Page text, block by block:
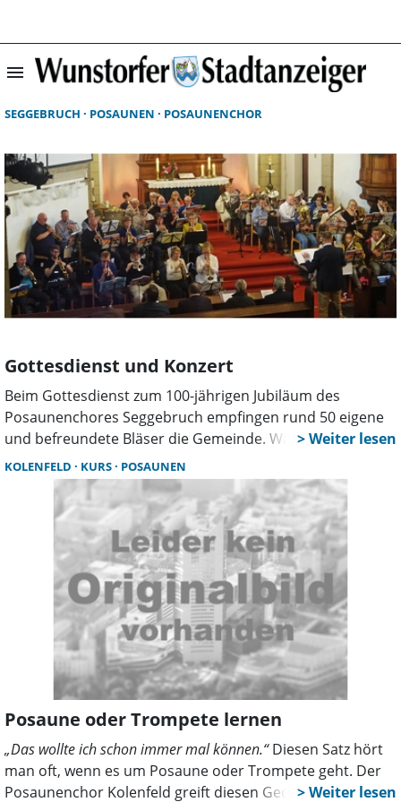
menu
SEGGEBRUCH POSAUNEN POSAUNENCHOR
Gottesdienst und Konzert
Beim Gottesdienst zum 100-jährigen Jubiläum des
Posaunenchores Seggebruch empfingen rund 50 eigene
und befreundete Bläser die Gemeinde. Während die
Choräle sonst von der Empore nur zu hören sind, wurde
das engagierte Spiel der Musiker direkt im Altarraum für
die zahlreichen Gäste so auch sichtbar.
KOLENFELD KURS POSAUNEN
Posaune oder Trompete lernen
„Das wollte ich schon immer mal können.“Diesen Satz hört
man oft, wenn es um Posaune oder Trompete geht. Der
Posaunenchor Kolenfeld greift diesen Gedanken jetzt auf